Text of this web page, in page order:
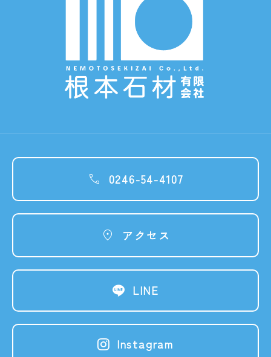
 0246-54-4107
 アクセス
 LINE
 Instagram